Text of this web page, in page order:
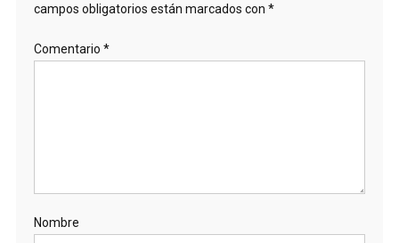
campos obligatorios están marcados con *
Comentario *
Nombre